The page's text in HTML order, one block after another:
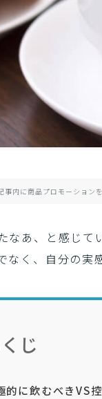
事内に商品プロモーション
あ、と感じて
く、自分の実
じ
的に飲むべきVS